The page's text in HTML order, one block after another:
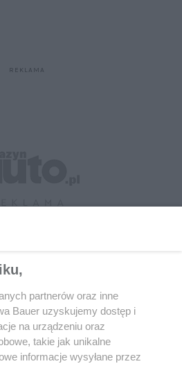
TAKŻE
partnerów oraz inne
Bauer uzyskujemy dostęp i
na urządzeniu oraz
takie jak unikalne
informacje wysyłane przez